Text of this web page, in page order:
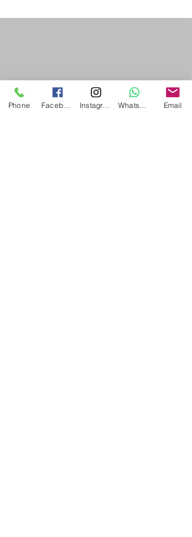
Phone Email